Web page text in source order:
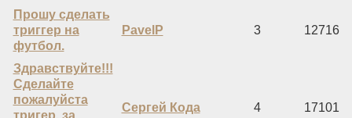
Прошу сделать
триггер на
футбол.
PavelP 3 12716
Здравствуйте!!!
Сделайте
пожалуйста
тригер, за
Сергей Кода 4 17101